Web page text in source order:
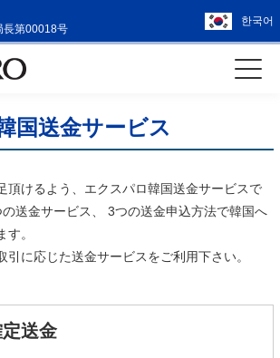
長第00018号
한국어
国送金サービス
頂けるよう、エクスパロ韓国送金サービスで
送金サービス、 3つの送金申込方法で韓国へ
。
引に応じた送金サービスをご利用下さい。
送金